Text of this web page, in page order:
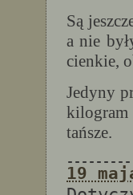
Są
a nie
cienkie,
Jedyny
kilogram
tańsze.
19